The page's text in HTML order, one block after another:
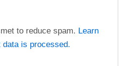
to reduce spam. Learn
data is processed.